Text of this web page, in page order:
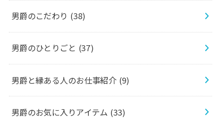
男爵のこだわり (38)
男爵のひとりごと (37)
男爵と縁ある人のお仕事紹介 (9)
男爵のお気に入りアイテム (33)